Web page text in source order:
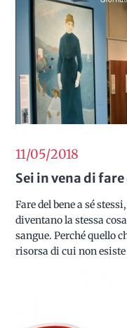
11/052018
Sei in vena di
Fare del bene a sé
diventano la stessa
sangue. Perché quello
risorsa di cui non